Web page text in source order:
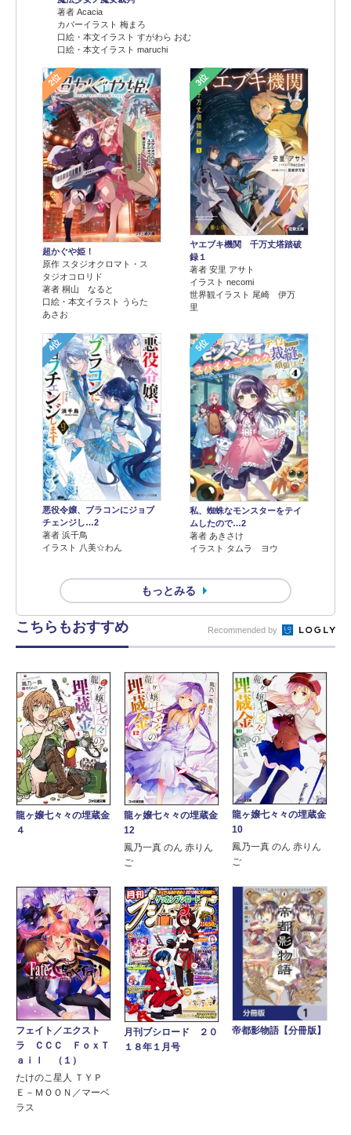
著者 Acacia
カバーイラスト 梅まろ
口絵・本文イラスト すがわら おむ
口絵・本文イラスト maruchi
2位
超かぐや姫！
原作 スタジオクロマト・ス
タジオコロリド
著者 桐山 なると
口絵・本文イラスト うらた
あさお
3位
ヤエブキ機関 千万丈塔踏破
録１
著者 安里 アサト
イラスト necomi
世界観イラスト 尾崎 伊万
里
4位
悪役令嬢、ブラコンにジョブ
チェンジし…2
著者 浜千鳥
イラスト 八美☆わん
5位
私、蜘蛛なモンスターをテイ
ムしたので…2
著者 あきさけ
イラスト タムラ ヨウ
もっとみる
こちらもおすすめ Recommended by
龍ヶ嬢七々々の埋蔵金
４
龍ヶ嬢七々々の埋蔵金
12
鳳乃一真 のん 赤りん
ご
龍ヶ嬢七々々の埋蔵金
10
鳳乃一真 のん 赤りん
ご
フェイト／エクスト
ラ ＣＣＣ ＦｏｘＴ
ａｉｌ （１）
たけのこ星人 ＴＹＰ
Ｅ－ＭＯＯＮ／マーベ
ラス
月刊ブシロード ２０
１８年１月号
帝都影物語【分冊版】